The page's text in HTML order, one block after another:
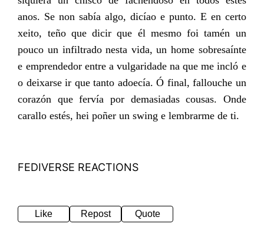
anos. Se non sabía algo, dicíao e punto. E en certo
xeito, teño que dicir que él mesmo foi tamén un
pouco un infiltrado nesta vida, un home sobresaínte
e emprendedor entre a vulgaridade na que me incló e
o deixarse ir que tanto adoecía. Ó final, fallouche un
corazón que fervía por demasiadas cousas. Onde
carallo estés, hei poñer un swing e lembrarme de ti.
FEDIVERSE REACTIONS
Like Repost Quote